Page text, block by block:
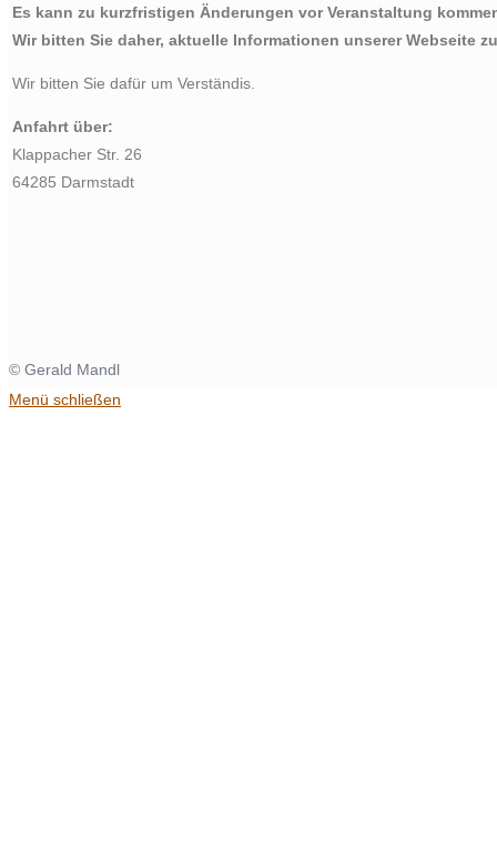
Es kann zu kurzfristigen Änderungen vor Veranstaltung
Wir bitten Sie daher, aktuelle Informationen unserer Webseite
Wir bitten Sie dafür um Verständis.
Anfahrt über:
Klappacher Str. 26
64285 Darmstadt
© Gerald Mandl
Menü schließen